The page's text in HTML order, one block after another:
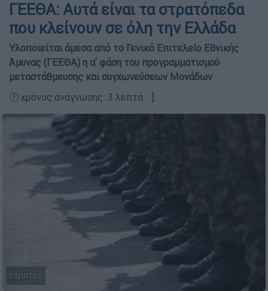
ΓΕΕΘΑ: Αυτά είναι τα στρατόπεδα
που κλείνουν σε όλη την Ελλάδα
Υλοποιείται άμεσα από το Γενικό Επιτελείο Εθνικής
Άμυνας (ΓΕΕΘΑ) η α' φάση του προγραμματισμού
μεταστάθμευσης και συγχωνεύσεων Μονάδων
🕛 χρόνος ανάγνωσης: 3 λεπτά ┋
στρατός